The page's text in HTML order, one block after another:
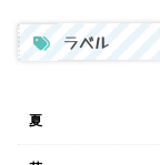
ラベル
夏